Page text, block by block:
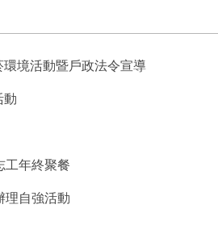
境活動暨戶政法令宣導
動
工年終聚餐
理自強活動